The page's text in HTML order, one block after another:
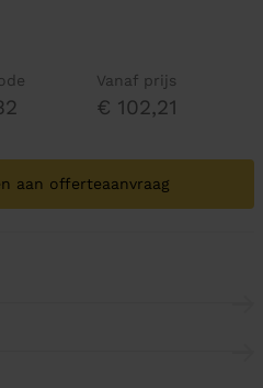
Vanaf prijs
€ 102,21
aan offerteaanvraag